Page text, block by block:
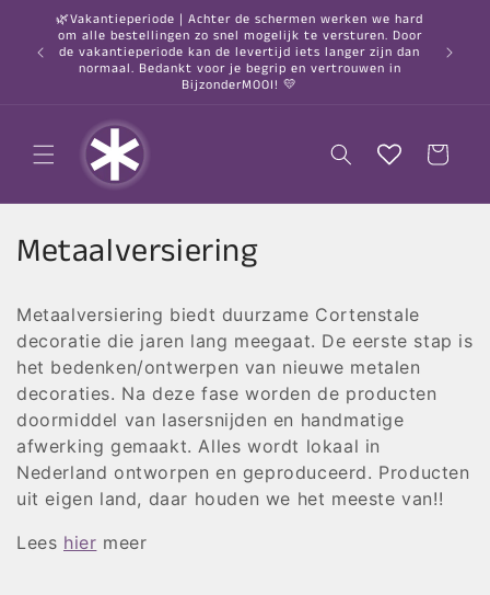
zum
Inhalt
🌿Vakantieperiode | Achter de schermen werken we hard
om alle bestellingen zo snel mogelijk te versturen. Door
de vakantieperiode kan de levertijd iets langer zijn dan
normaal. Bedankt voor je begrip en vertrouwen in
BijzonderMOOI! 💛
○ Vor
nach
Warenkorb
K
t
e
g
o
r
i
Metaalversiering
Metaalversiering biedt duurzame Cortenstale
decoratie die jaren lang meegaat. De eerste stap is
het bedenken/ontwerpen van nieuwe metalen
decoraties. Na deze fase worden de producten
doormiddel van lasersnijden en handmatige
afwerking gemaakt. Alles wordt lokaal in
Nederland ontworpen en geproduceerd. Producten
uit eigen land, daar houden we het meeste van!!
Lees hier meer